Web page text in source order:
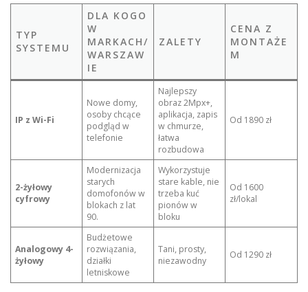
TYP
SYSTEMU
DLA KOGO
W
MARKACH/
WARSZAW
IE
ZALETY
CENA Z
MONTAŻE
M
IP z Wi-Fi
Nowe domy,
osoby chcące
podgląd w
telefonie
Najlepszy
obraz 2Mpx+,
aplikacja, zapis
w chmurze,
łatwa
rozbudowa
Od 1890 zł
2-żyłowy
cyfrowy
Modernizacja
starych
domofonów w
blokach z lat
90.
Wykorzystuje
stare kable, nie
trzeba kuć
pionów w
bloku
Od 1600
zł/lokal
Analogowy 4-
żyłowy
Budżetowe
rozwiązania,
działki
letniskowe
Tani, prosty,
niezawodny
Od 1290 zł